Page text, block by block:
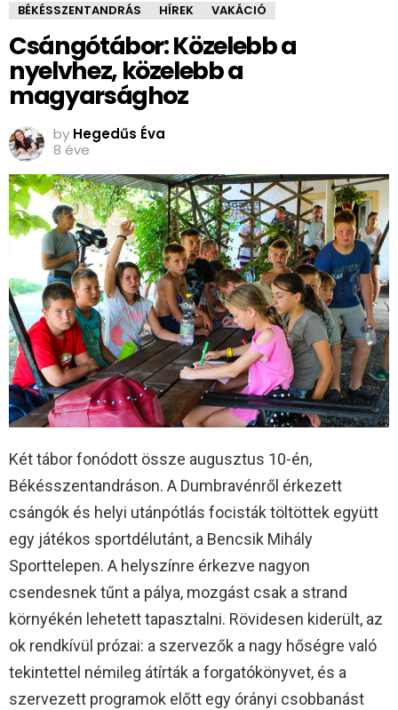
BÉKÉSSZENTANDRÁS HÍREK VAKÁCIÓ
Csángótábor: Közelebb a
nyelvhez, közelebb a
magyarsághoz
by Hegedűs Éva
8 éve
Két tábor fonódott össze augusztus 10-én,
Békésszentandráson. A Dumbravénről érkezett
csángók és helyi utánpótlás focisták töltöttek együtt
egy játékos sportdélutánt, a Bencsik Mihály
Sporttelepen. A helyszínre érkezve nagyon
csendesnek tűnt a pálya, mozgást csak a strand
környékén lehetett tapasztalni. Rövidesen kiderült, az
ok rendkívül prózai: a szervezők a nagy hőségre való
tekintettel némileg átírták a forgatókönyvet, és a
szervezett programok előtt egy órányi csobbanást